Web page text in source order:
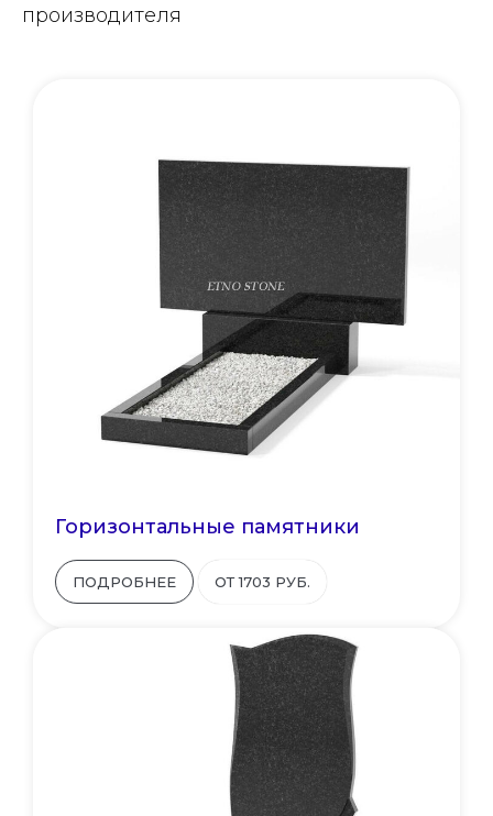
производителя
Горизонтальные памятники
ПОДРОБНЕЕ ОТ 1703 РУБ.